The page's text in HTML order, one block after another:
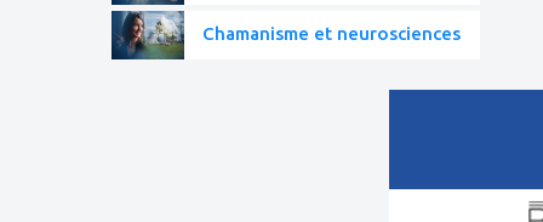
Chamanisme et neurosciences